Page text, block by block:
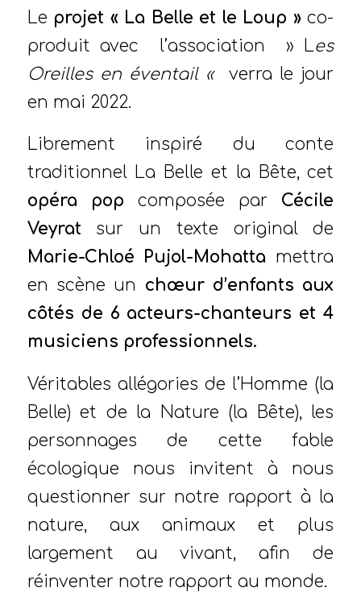
Le projet « La Belle et le Loup »co-
produit avec l’association » Les
Oreilles en éventail «
verra le jour
en mai 2022.
Librement inspiré du conte
traditionnel La Belle et la Bête, cet
opéra pop composée par Cécile
Veyrat sur un texte original de
Marie-Chloé Pujol-Mohatta mettra
en scène un chœur d’enfants aux
côtés de 6 acteurs-chanteurs et 4
musiciens professionnels.
Véritables allégories de l’Homme (la
Belle) et de la Nature (la Bête), les
personnages de cette fable
écologique nous invitent à nous
questionner sur notre rapport à la
nature, aux animaux et plus
largement au vivant, afin de
réinventer notre rapport au monde.